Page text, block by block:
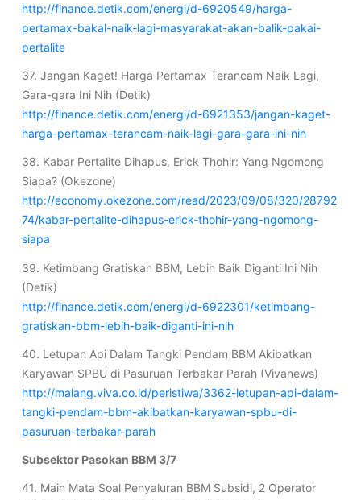
http://finance.detik.com/energi/d-6920549/harga-
pertamax-bakal-naik-lagi-masyarakat-akan-balik-pakai-
pertalite
37. Jangan Kaget! Harga Pertamax Terancam Naik Lagi,
Gara-gara Ini Nih (Detik)
http://finance.detik.com/energi/d-6921353/jangan-kaget-
harga-pertamax-terancam-naik-lagi-gara-gara-ini-nih
38. Kabar Pertalite Dihapus, Erick Thohir: Yang Ngomong
Siapa? (Okezone)
http://economy.okezone.com/read/2023/09/08/320/28792
74/kabar-pertalite-dihapus-erick-thohir-yang-ngomong-
siapa
39. Ketimbang Gratiskan BBM, Lebih Baik Diganti Ini Nih
(Detik)
http://finance.detik.com/energi/d-6922301/ketimbang-
gratiskan-bbm-lebih-baik-diganti-ini-nih
40. Letupan Api Dalam Tangki Pendam BBM Akibatkan
Karyawan SPBU di Pasuruan Terbakar Parah (Vivanews)
http://malang.viva.co.id/peristiwa/3362-letupan-api-dalam-
tangki-pendam-bbm-akibatkan-karyawan-spbu-di-
pasuruan-terbakar-parah
Subsektor Pasokan BBM 3/7
41. Main Mata Soal Penyaluran BBM Subsidi, 2 Operator